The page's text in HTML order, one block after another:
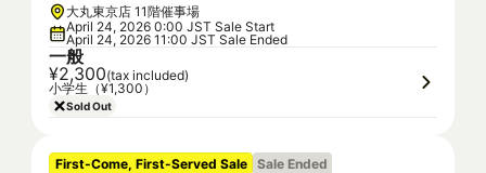
大丸東京店 11階催事場
April 24, 2026 0:00 JST Sale Start
April 24, 2026 11:00 JST Sale Ended
一般
¥2,300(tax included)
小学生（¥1,300）
Sold Out
First-Come, First-Served Sale Sale Ended